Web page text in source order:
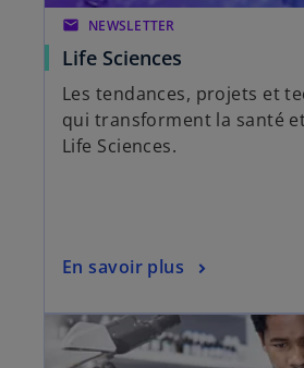
l
o
n
email NEWSLETTER
Life Sciences
Les tendances, projets et
qui transforment la santé
Life Sciences.
En savoir plus